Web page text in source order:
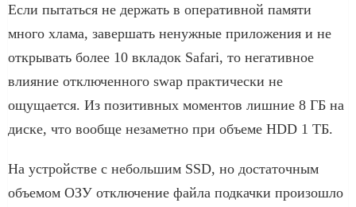
Если пытаться не держать в оперативной памяти
много хлама, завершать ненужные приложения и не
открывать более 10 вкладок Safari, то негативное
влияние отключенного swap практически не
ощущается. Из позитивных моментов лишние 8 ГБ на
диске, что вообще незаметно при объеме HDD 1 ТБ.
На устройстве с небольшим SSD, но достаточным
объемом ОЗУ отключение файла подкачки произошло